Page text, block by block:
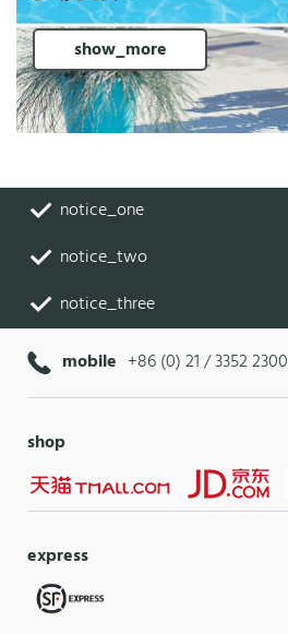
show_more
notice_one
notice_two
notice_three
mobile +86 (0) 21 / 3352 2300
shop
express